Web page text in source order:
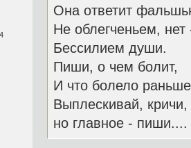
Она ответит
Не облегченьем, нет
Бессилием души.
Пиши, о чем болит,
И что болело
Выплескивай, кричи,
но главное - пиши....